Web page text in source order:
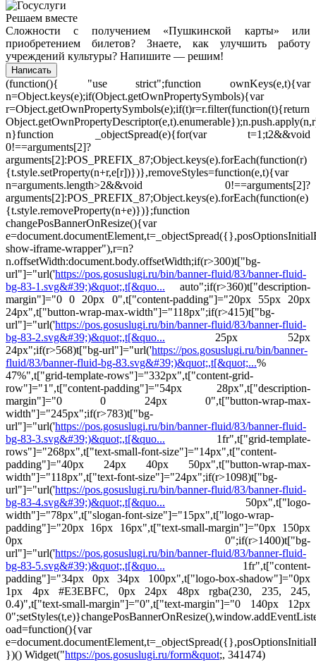
Решаем вместе
Сложности с получением «Пушкинской карты» или
приобретением билетов? Знаете, как улучшить работу
учреждений культуры? Напишите — решим!
Написать
(function(){ "use strict";function ownKeys(e,t){var
n=Object.keys(e);if(Object.getOwnPropertySymbols){var
r=Object.getOwnPropertySymbols(e);if(t)r=r.filter(function(t){return
n}function _objectSpread(e){for(var t=1;t2&&void
0!==arguments[2]?
arguments[2]:POS_PREFIX_87;Object.keys(e).forEach(function(r)
{t.style.setProperty(n+r,e[r])})},removeStyles=function(e,t){var
n=arguments.length>2&&void 0!==arguments[2]?
arguments[2]:POS_PREFIX_87;Object.keys(e).forEach(function(e)
{t.style.removeProperty(n+e)})};function
changePosBannerOnResize(){var
show-iframe-wrapper"),r=n?
n.offsetWidth:document.body.offsetWidth;if(r>300)t["bg-
url"]="url('https://pos.gosuslugi.ru/bin/banner-fluid/83/banner-fluid-
bg-83-1.svg&#39;)&quot;,t[&quo... auto";if(r>360)t["description-
margin"]="0 0 20px 0",t["content-padding"]="20px 55px 20px
24px",t["button-wrap-max-width"]="118px";if(r>415)t["bg-
url"]="url('https://pos.gosuslugi.ru/bin/banner-fluid/83/banner-fluid-
bg-83-2.svg&#39;)&quot;,t[&quo... 25px 52px
24px";if(r>568)t["bg-url"]="url('https://pos.gosuslugi.ru/bin/banner-
fluid/83/banner-fluid-bg-83.svg&#39;)&quot;,t[&quot;...%
47%",t["grid-template-rows"]="332px",t["content-grid-
row"]="1",t["content-padding"]="54px 28px",t["description-
margin"]="0 0 24px 0",t["button-wrap-max-
width"]="245px";if(r>783)t["bg-
url"]="url('https://pos.gosuslugi.ru/bin/banner-fluid/83/banner-fluid-
bg-83-3.svg&#39;)&quot;,t[&quo... 1fr",t["grid-template-
rows"]="268px",t["text-small-font-size"]="14px",t["content-
padding"]="40px 24px 40px 50px",t["button-wrap-max-
width"]="118px",t["text-font-size"]="24px";if(r>1098)t["bg-
url"]="url('https://pos.gosuslugi.ru/bin/banner-fluid/83/banner-fluid-
bg-83-4.svg&#39;)&quot;,t[&quo... 50px",t["logo-
width"]="78px",t["slogan-font-size"]="15px",t["logo-wrap-
padding"]="20px 16px 16px",t["text-small-margin"]="0px 150px
0px 0";if(r>1400)t["bg-
url"]="url('https://pos.gosuslugi.ru/bin/banner-fluid/83/banner-fluid-
bg-83-5.svg&#39;)&quot;,t[&quo... 1fr",t["content-
padding"]="34px 0px 34px 100px",t["logo-box-shadow"]="0px
1px 4px #E3EBFC, 0px 24px 48px rgba(230, 235, 245,
0.4)",t["text-small-margin"]="0",t["text-margin"]="0 140px 12px
oad=function(){var
})() Widget("https://pos.gosuslugi.ru/form&quot;, 341474)